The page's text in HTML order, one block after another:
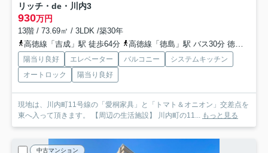
リッチ・de・川内3
930万円
13階 / 73.69㎡ / 3LDK /築30年
高徳線「吉成」駅 徒歩64分
高徳線「徳島」駅 バス30分 徳島バス「平石住吉」 停歩3分
陽当り良好 エレベーター バルコニー
システムキッチン
オートロック
陽当り良好
現地は、川内町11号線の「愛桐家具」と「トマト＆オニオン」交差点を
東へ入って頂きます。 【周辺の生活施設】 川内町の11... もっと見る
中古マンション